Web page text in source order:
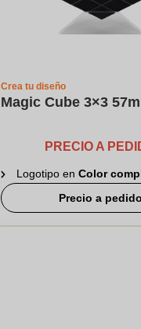
Crea tu diseño
Magic Cube 3×3
PRECIO A
Logotipo en Color
Precio a pedido